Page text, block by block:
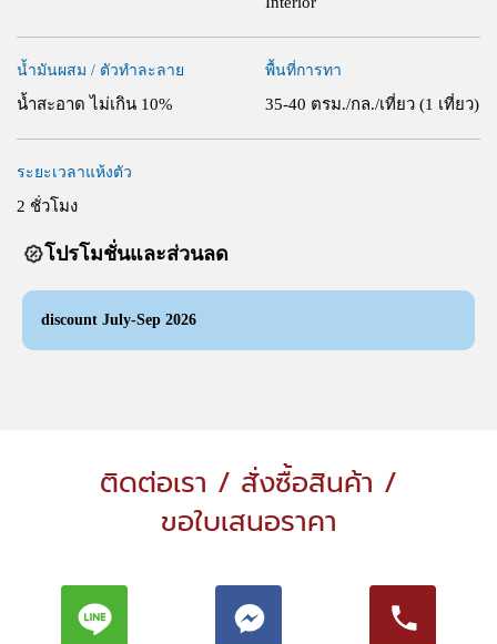
น้ำมันผสม / ตัวทำละลาย
น้ำสะอาด ไม่เกิน 10%
พื้นที่การทา
35-40 ตรม./กล./เที่ยว (1 เที่ยว)
ระยะเวลาแห้งตัว
2 ชั่วโมง
โปรโมชั่นและส่วนลด
discount July-Sep 2026
ติดต่อเรา / สั่งซื้อสินค้า /
ขอใบเสนอราคา